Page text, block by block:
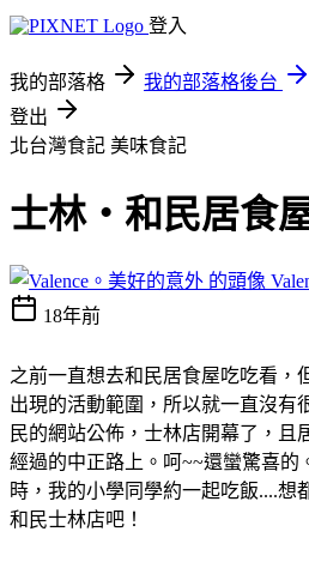
登入
我的部落格 我的部落格後台
登出
北台灣食記 美味食記
士林‧和民居食
18年前
之前一直想去和民居食屋吃吃看，
出現的活動範圍，所以就一直沒有
民的網站公佈，士林店開幕了，且
經過的中正路上。呵~~還蠻驚喜的
時，我的小學同學約一起吃飯....想
和民士林店吧！